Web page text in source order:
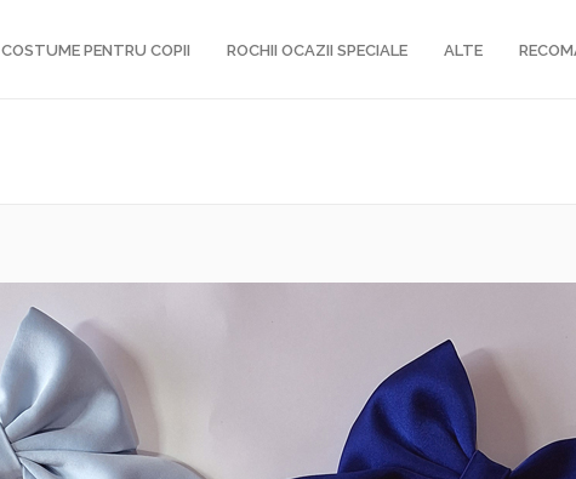
COSTUME PENTRU COPII ROCHII OCAZII SPECIALE ALTE